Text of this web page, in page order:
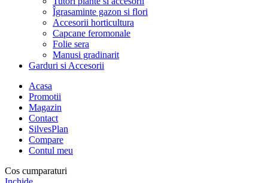
Îgrasaminte gazon si flori
Accesorii horticultura
Capcane feromonale
Folie sera
Manusi gradinarit
Garduri si Accesorii
Acasa
Promotii
Magazin
Contact
SilvesPlan
Compare
Contul meu
Cos cumparaturi